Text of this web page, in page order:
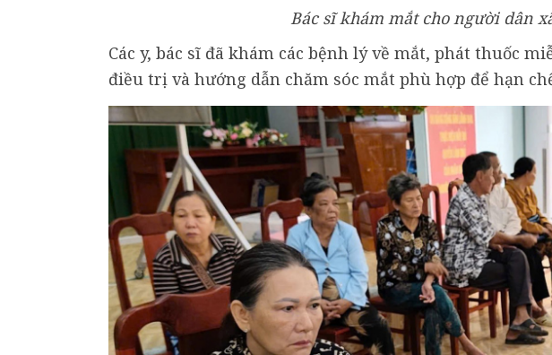
Bác sĩ khám mắt cho người dân
Các y, bác sĩ đã khám các bệnh lý về mắt, phát thuốc
điều trị và hướng dẫn chăm sóc mắt phù hợp để hạn